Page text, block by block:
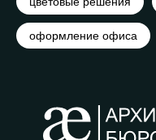
оформление офиса